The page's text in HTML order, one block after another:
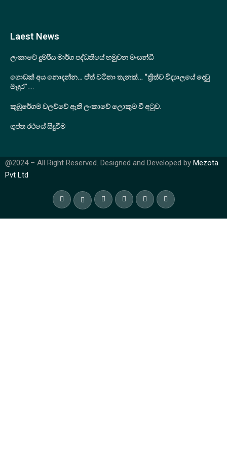
Laest News
ලංකාවේ දුම්රිය මාර්ග පද්ධතියේ හමුවන මංසන්ධි
ගොඩක් අය නොදන්න… ඒත් වටිනා තැනක්… “ත්‍රිත්ව විද්‍යාලයේ දෙවු
මැදුර”….
කුඹුරේගම වලව්වේ ඇති ලංකාවේ ලොකුම වී අටුව.
ගුප්ත රථයේ සිදුවීම
@2024 – All Right Reserved. Designed and Developed by Mezota
Pvt Ltd